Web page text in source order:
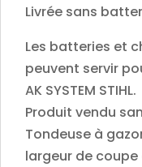
Livrée sans
Les batteries et
peuvent servir
AK SYSTEM STIHL.
Produit vendu
Tondeuse à
largeur de coupe